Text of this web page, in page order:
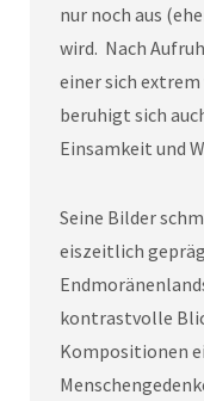
nur noch aus
wird. Nach
einer sich
beruhigt sich
Einsamkeit und
Seine Bilder
eiszeitlich
kontrastvolle
Kompositionen